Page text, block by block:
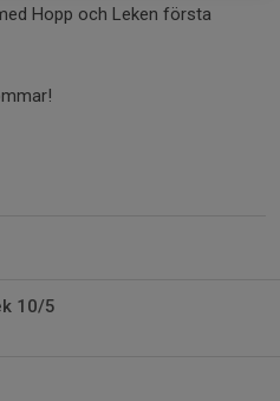
Hopp och Leken första
10/5